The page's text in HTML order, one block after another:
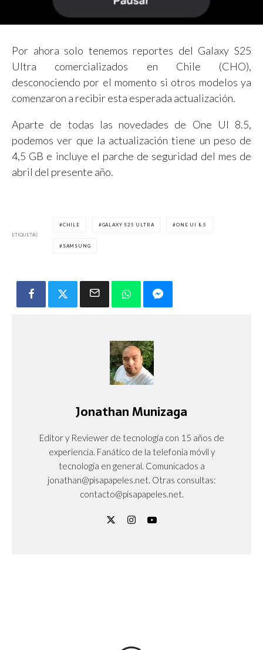
Por ahora solo tenemos reportes del Galaxy S25
Ultra comercializados en Chile (CHO),
desconociendo por el momento si otros modelos ya
comenzaron a recibir esta esperada actualización.
Aparte de todas las novedades de One UI 8.5,
podemos ver que la actualización tiene un peso de
4,5 GB e incluye el parche de seguridad del mes de
abril del presente año.
ETIQUETAS
CHILE GALAXY S25 ULTRA ONE UI 8.5
SAMSUNG
Jonathan Munizaga
Editor y Reviewer de tecnología con 15 años de
experiencia. Fanático de la telefonía móvil y
tecnología en general. Comunicados a
jonathan@pisapapeles.net. Otras consultas:
contacto@pisapapeles.net.